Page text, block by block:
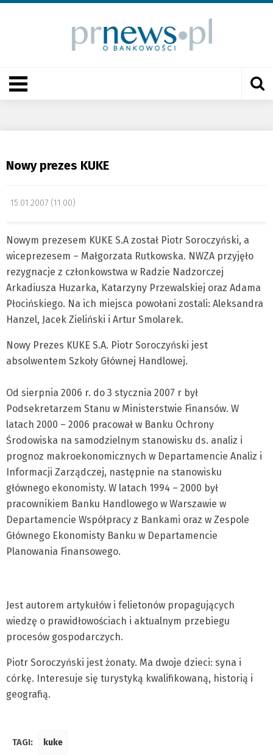
Nowy prezes KUKE
15.01.2007 (11:00)
Nowym prezesem KUKE S.A został Piotr Soroczyński, a
wiceprezesem – Małgorzata Rutkowska. NWZA przyjęło
rezygnacje z członkowstwa w Radzie Nadzorczej
Arkadiusza Huzarka, Katarzyny Przewalskiej oraz Adama
Płocińskiego. Na ich miejsca powołani zostali: Aleksandra
Hanzel, Jacek Zieliński i Artur Smolarek.
Nowy Prezes KUKE S.A. Piotr Soroczyński jest
absolwentem Szkoły Głównej Handlowej.
Od sierpnia 2006 r. do 3 stycznia 2007 r był
Podsekretarzem Stanu w Ministerstwie Finansów. W
latach 2000 – 2006 pracował w Banku Ochrony
Środowiska na samodzielnym stanowisku ds. analiz i
prognoz makroekonomicznych w Departamencie Analiz i
Informacji Zarządczej, następnie na stanowisku
głównego ekonomisty. W latach 1994 – 2000 był
pracownikiem Banku Handlowego w Warszawie w
Departamencie Współpracy z Bankami oraz w Zespole
Głównego Ekonomisty Banku w Departamencie
Planowania Finansowego.
Jest autorem artykułów i felietonów propagujących
wiedzę o prawidłowościach i aktualnym przebiegu
procesów gospodarczych.
Piotr Soroczyński jest żonaty. Ma dwoje dzieci: syna i
córkę. Interesuje się turystyką kwalifikowaną, historią i
geografią.
TAGI: kuke